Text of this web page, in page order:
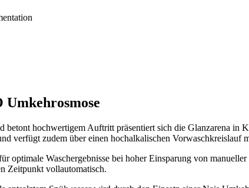
hochwertigem Auftritt präsentiert sich die Glanzarena in
verfügt zudem über einen hochalkalischen Vorwaschkreislauf
optimale Waschergebnisse bei hoher Einsparung von
Zeitpunkt vollautomatisch.